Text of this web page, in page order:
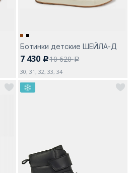
Ботинки детские ШЕЙЛА-Д
7 430 c10 620a
30, 31, 32, 33, 34